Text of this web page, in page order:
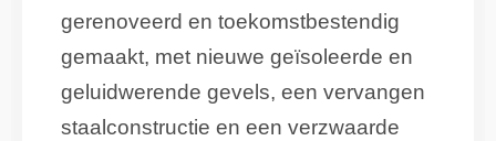
gerenoveerd en toekomstbestendig
gemaakt, met nieuwe geïsoleerde en
geluidwerende gevels, een vervangen
staalconstructie en een verzwaarde